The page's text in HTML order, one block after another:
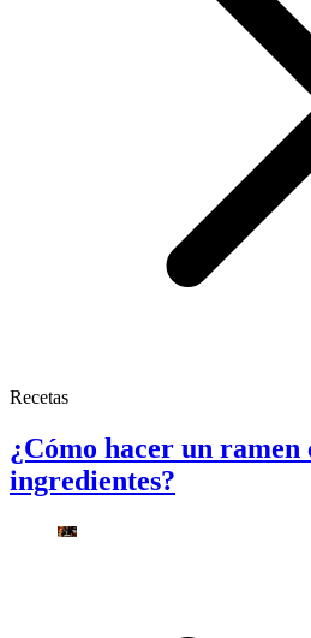
Recetas
¿Cómo hacer un ramen
ingredientes?